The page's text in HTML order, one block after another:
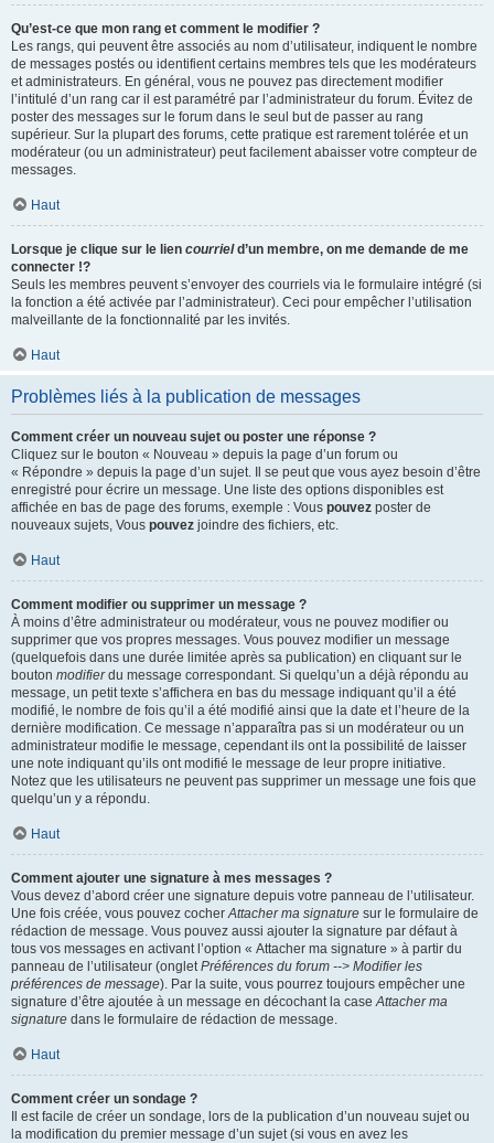
Qu’est-ce que mon rang et comment le modifier ?
Les rangs, qui peuvent être associés au nom d’utilisateur, indiquent le nombre
de messages postés ou identifient certains membres tels que les modérateurs
et administrateurs. En général, vous ne pouvez pas directement modifier
l’intitulé d’un rang car il est paramétré par l’administrateur du forum. Évitez de
poster des messages sur le forum dans le seul but de passer au rang
supérieur. Sur la plupart des forums, cette pratique est rarement tolérée et un
modérateur (ou un administrateur) peut facilement abaisser votre compteur de
messages.
Haut
Lorsque je clique sur le lien courrield’un membre, on me demande de me
connecter !?
Seuls les membres peuvent s’envoyer des courriels via le formulaire intégré (si
la fonction a été activée par l’administrateur). Ceci pour empêcher l’utilisation
malveillante de la fonctionnalité par les invités.
Haut
Problèmes liés à la publication de messages
Comment créer un nouveau sujet ou poster une réponse ?
Cliquez sur le bouton « Nouveau » depuis la page d’un forum ou
« Répondre » depuis la page d’un sujet. Il se peut que vous ayez besoin d’être
enregistré pour écrire un message. Une liste des options disponibles est
affichée en bas de page des forums, exemple : Vous pouvez poster de
nouveaux sujets, Vous pouvez joindre des fichiers, etc.
Haut
Comment modifier ou supprimer un message ?
À moins d’être administrateur ou modérateur, vous ne pouvez modifier ou
supprimer que vos propres messages. Vous pouvez modifier un message
(quelquefois dans une durée limitée après sa publication) en cliquant sur le
bouton modifierdu message correspondant. Si quelqu’un a déjà répondu au
message, un petit texte s’affichera en bas du message indiquant qu’il a été
modifié, le nombre de fois qu’il a été modifié ainsi que la date et l’heure de la
dernière modification. Ce message n’apparaîtra pas si un modérateur ou un
administrateur modifie le message, cependant ils ont la possibilité de laisser
une note indiquant qu’ils ont modifié le message de leur propre initiative.
Notez que les utilisateurs ne peuvent pas supprimer un message une fois que
quelqu’un y a répondu.
Haut
Comment ajouter une signature à mes messages ?
Vous devez d’abord créer une signature depuis votre panneau de l’utilisateur.
Une fois créée, vous pouvez cocherAttacher ma signature sur le formulaire de
rédaction de message. Vous pouvez aussi ajouter la signature par défaut à
tous vos messages en activant l’option « Attacher ma signature » à partir du
panneau de l’utilisateur (ongletPréférences du forum --> Modifier les
préférences de message). Par la suite, vous pourrez toujours empêcher une
signature d’être ajoutée à un message en décochant la caseAttacher ma
signature dans le formulaire de rédaction de message.
Haut
Comment créer un sondage ?
Il est facile de créer un sondage, lors de la publication d’un nouveau sujet ou
la modification du premier message d’un sujet (si vous en avez les